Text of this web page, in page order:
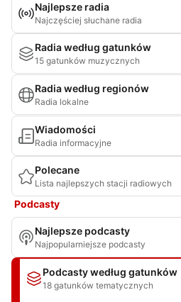
Najlepsze radia
Najczęściej słuchane radia
Radia według gatunków
15 gatunków muzycznych
Radia według regionów
Radia lokalne
Wiadomości
Radia informacyjne
Polecane
Lista najlepszych stacji radiowych
Podcasty
Najlepsze podcasty
Najpopularniejsze podcasty
Podcasty według gatunków
18 gatunków tematycznych